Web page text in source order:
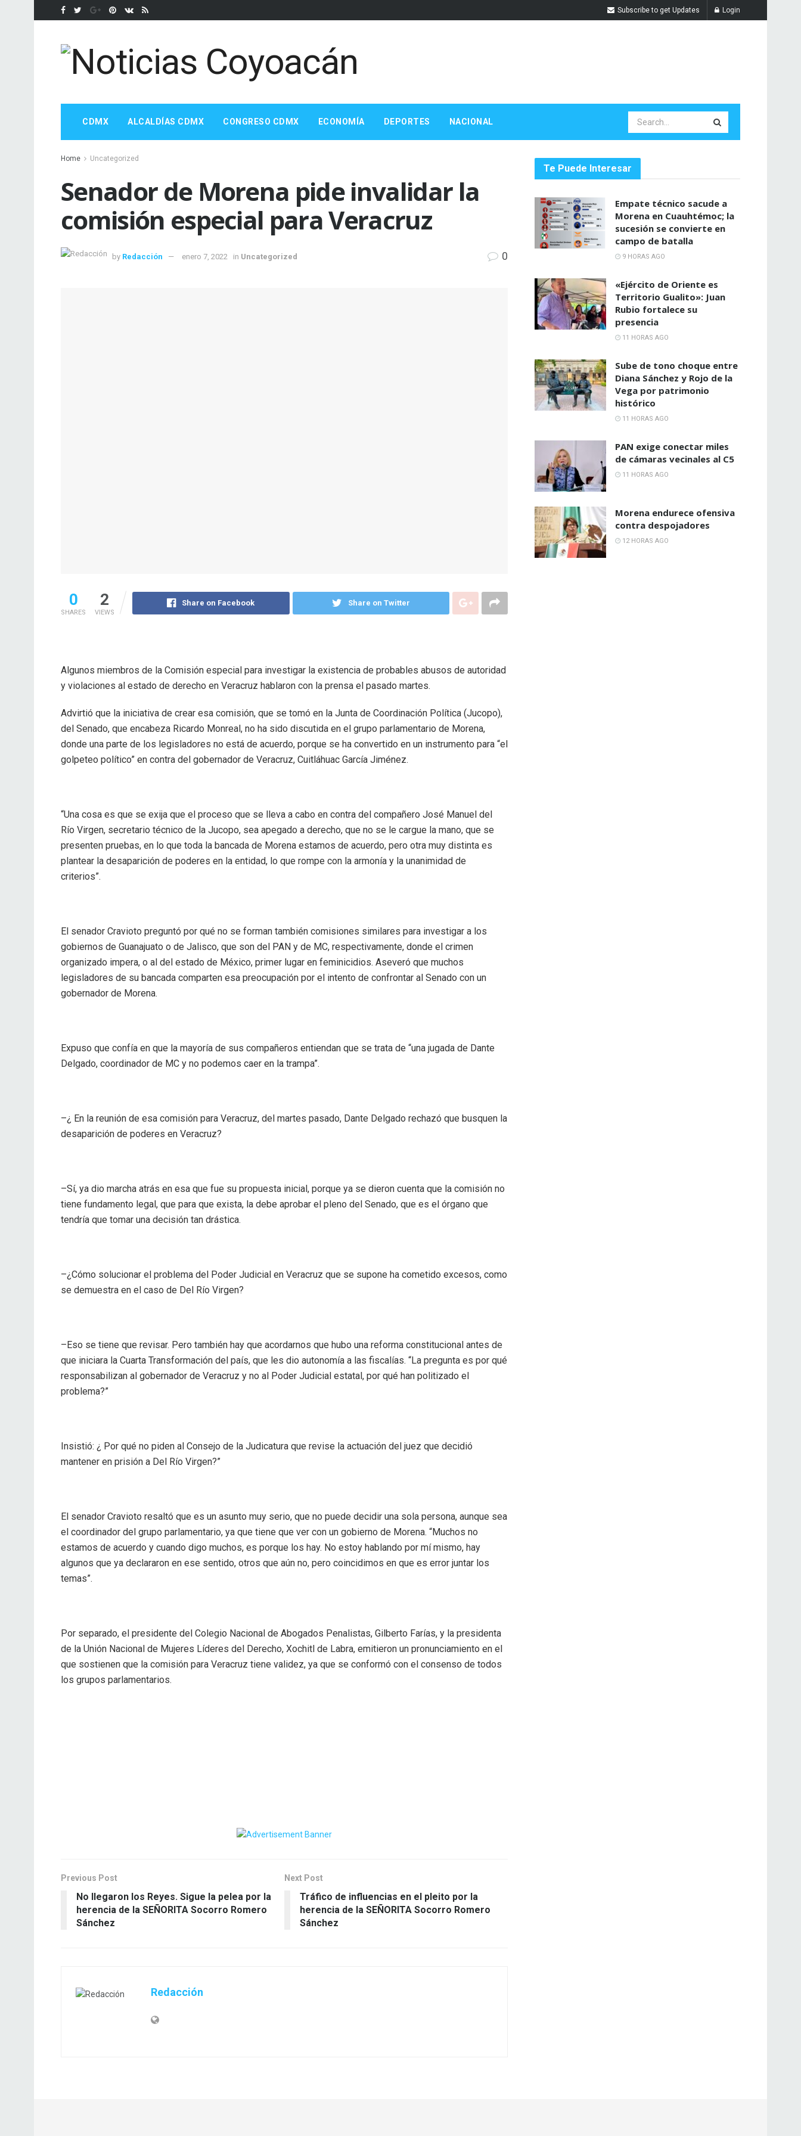
Subscribe to get Updates Login
CDMX ALCALDÍAS CDMX CONGRESO CDMX ECONOMÍA DEPORTES NACIONAL
Home Uncategorized
Senador de Morena pide invalidar la
comisión especial para Veracruz
by Redacción enero 7, 2022 in Uncategorized 0
0
SHARES
2
VIEWS
Share on Facebook Share on Twitter
Algunos miembros de la Comisión especial para investigar la existencia de probables abusos de autoridad
y violaciones al estado de derecho en Veracruz hablaron con la prensa el pasado martes.
Advirtió que la iniciativa de crear esa comisión, que se tomó en la Junta de Coordinación Política (Jucopo),
del Senado, que encabeza Ricardo Monreal, no ha sido discutida en el grupo parlamentario de Morena,
donde una parte de los legisladores no está de acuerdo, porque se ha convertido en un instrumento para “el
golpeteo político” en contra del gobernador de Veracruz, Cuitláhuac García Jiménez.
“Una cosa es que se exija que el proceso que se lleva a cabo en contra del compañero José Manuel del
Río Virgen, secretario técnico de la Jucopo, sea apegado a derecho, que no se le cargue la mano, que se
presenten pruebas, en lo que toda la bancada de Morena estamos de acuerdo, pero otra muy distinta es
plantear la desaparición de poderes en la entidad, lo que rompe con la armonía y la unanimidad de
criterios”.
El senador Cravioto preguntó por qué no se forman también comisiones similares para investigar a los
gobiernos de Guanajuato o de Jalisco, que son del PAN y de MC, respectivamente, donde el crimen
organizado impera, o al del estado de México, primer lugar en feminicidios. Aseveró que muchos
legisladores de su bancada comparten esa preocupación por el intento de confrontar al Senado con un
gobernador de Morena.
Expuso que confía en que la mayoría de sus compañeros entiendan que se trata de “una jugada de Dante
Delgado, coordinador de MC y no podemos caer en la trampa”.
–¿ En la reunión de esa comisión para Veracruz, del martes pasado, Dante Delgado rechazó que busquen la
desaparición de poderes en Veracruz?
–Sí, ya dio marcha atrás en esa que fue su propuesta inicial, porque ya se dieron cuenta que la comisión no
tiene fundamento legal, que para que exista, la debe aprobar el pleno del Senado, que es el órgano que
tendría que tomar una decisión tan drástica.
–¿Cómo solucionar el problema del Poder Judicial en Veracruz que se supone ha cometido excesos, como
se demuestra en el caso de Del Río Virgen?
–Eso se tiene que revisar. Pero también hay que acordarnos que hubo una reforma constitucional antes de
que iniciara la Cuarta Transformación del país, que les dio autonomía a las fiscalías. “La pregunta es por qué
responsabilizan al gobernador de Veracruz y no al Poder Judicial estatal, por qué han politizado el
problema?”
Insistió: ¿ Por qué no piden al Consejo de la Judicatura que revise la actuación del juez que decidió
mantener en prisión a Del Río Virgen?”
El senador Cravioto resaltó que es un asunto muy serio, que no puede decidir una sola persona, aunque sea
el coordinador del grupo parlamentario, ya que tiene que ver con un gobierno de Morena. “Muchos no
estamos de acuerdo y cuando digo muchos, es porque los hay. No estoy hablando por mí mismo, hay
algunos que ya declararon en ese sentido, otros que aún no, pero coincidimos en que es error juntar los
temas”.
Por separado, el presidente del Colegio Nacional de Abogados Penalistas, Gilberto Farías, y la presidenta
de la Unión Nacional de Mujeres Líderes del Derecho, Xochitl de Labra, emitieron un pronunciamiento en el
que sostienen que la comisión para Veracruz tiene validez, ya que se conformó con el consenso de todos
los grupos parlamentarios.
Previous Post
No llegaron los Reyes. Sigue la pelea por la
herencia de la SEÑORITA Socorro Romero
Sánchez
Next Post
Tráfico de influencias en el pleito por la
herencia de la SEÑORITA Socorro Romero
Sánchez
Redacción
Te Puede Interesar
Empate técnico sacude a
Morena en Cuauhtémoc; la
sucesión se convierte en
campo de batalla
9 HORAS AGO
«Ejército de Oriente es
Territorio Gualito»: Juan
Rubio fortalece su
presencia
11 HORAS AGO
Sube de tono choque entre
Diana Sánchez y Rojo de la
Vega por patrimonio
histórico
11 HORAS AGO
PAN exige conectar miles
de cámaras vecinales al C5
11 HORAS AGO
Morena endurece ofensiva
contra despojadores
12 HORAS AGO